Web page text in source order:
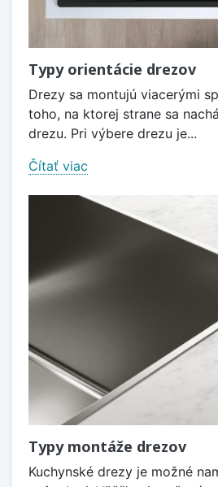
Typy orientácie drezov
Drezy sa montujú viacerými
toho, na ktorej strane sa
drezu. Pri výbere drezu je...
Čítať viac
Typy montáže drezov
Kuchynské drezy je možné